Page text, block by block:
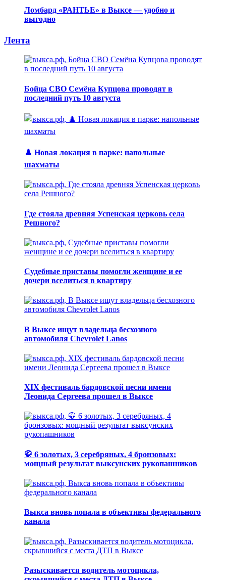
Ломбард «РАНТЬЕ» в Выксе — удобно и
выгодно
Лента
Бойца СВО Семёна Купцова проводят в
последний путь 10 августа
♟️ Новая локация в парке: напольные
шахматы
Где стояла древняя Успенская церковь села
Решного?
Судебные приставы помогли женщине и ее
дочери вселиться в квартиру
В Выксе ищут владельца бесхозного
автомобиля Chevrolet Lanos
XIX фестиваль бардовской песни имени
Леонида Сергеева прошел в Выксе
🥋 6 золотых, 3 серебряных, 4 бронзовых:
мощный результат выксунских рукопашников
Выкса вновь попала в объективы федерального
канала
Разыскивается водитель мотоцикла,